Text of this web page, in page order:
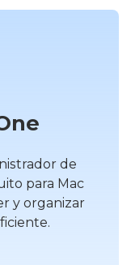
de
para Mac
y organizar